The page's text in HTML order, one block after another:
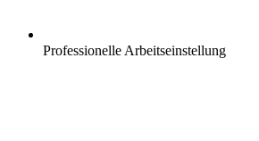
Professionelle Arbeitseinstellung